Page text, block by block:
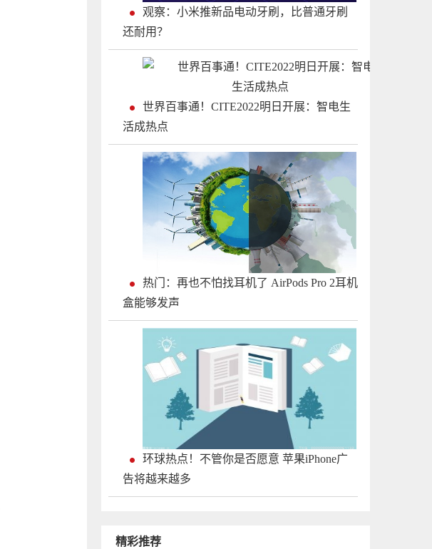
观察：小米推新品电动牙刷，比普通牙刷
还耐用？
世界百事通！CITE2022明日开展：智电生
活成热点
热门：再也不怕找耳机了 AirPods Pro 2耳机
盒能够发声
环球热点！不管你是否愿意 苹果iPhone广
告将越来越多
精彩推荐